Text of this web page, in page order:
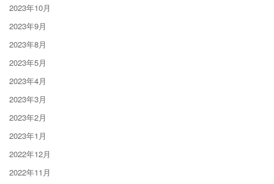
2023年10月
2023年9月
2023年8月
2023年5月
2023年4月
2023年3月
2023年2月
2023年1月
2022年12月
2022年11月